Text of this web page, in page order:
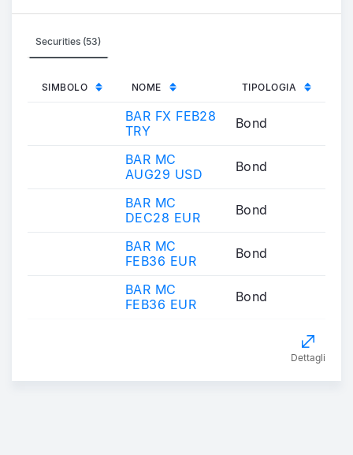
Securities (53)
SIMBOLO NOME TIPOLOGIA
BAR FX FEB28
TRY
Bond
BAR MC
AUG29 USD
Bond
BAR MC
DEC28 EUR
Bond
BAR MC
FEB36 EUR
Bond
BAR MC
FEB36 EUR
Bond
Dettagli